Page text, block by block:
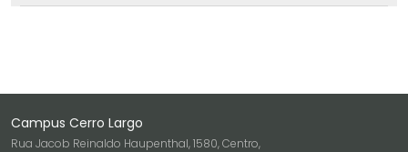
Campus Cerro Largo
Rua Jacob Reinaldo Haupenthal, 1580, Centro,